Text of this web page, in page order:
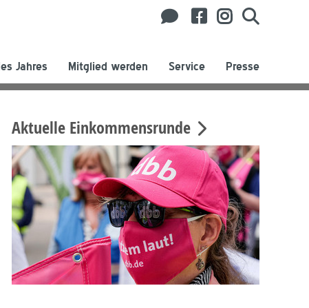
Jahres Mitglied werden Service Presse
Aktuelle Einkommensrunde